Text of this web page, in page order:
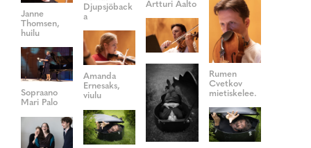
Djupsjöback
a
Artturi Aalto
Janne
Thomsen,
huilu
Rumen
Cvetkov
mietiskelee.
Amanda
Ernesaks,
viulu
Sopraano
Mari Palo